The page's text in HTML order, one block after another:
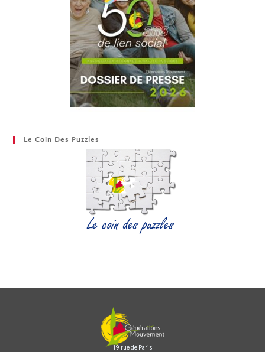
Le Coin Des Puzzles
19 rue de Paris